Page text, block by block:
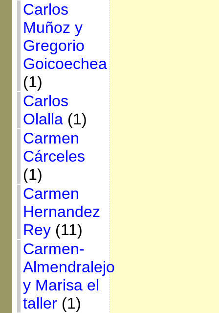
Carlos
Muñoz y
Gregorio
Goicoechea
(1)
Carlos
Olalla(1)
Carmen
Cárceles
(1)
Carmen
Hernandez
Rey(11)
Carmen-
Almendralejo
y Marisa el
taller(1)